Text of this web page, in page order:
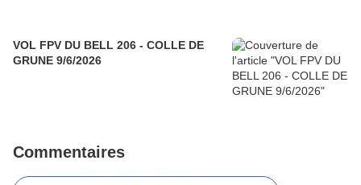
VOL FPV DU BELL 206 - COLLE DE
GRUNE 9/6/2026
Commentaires